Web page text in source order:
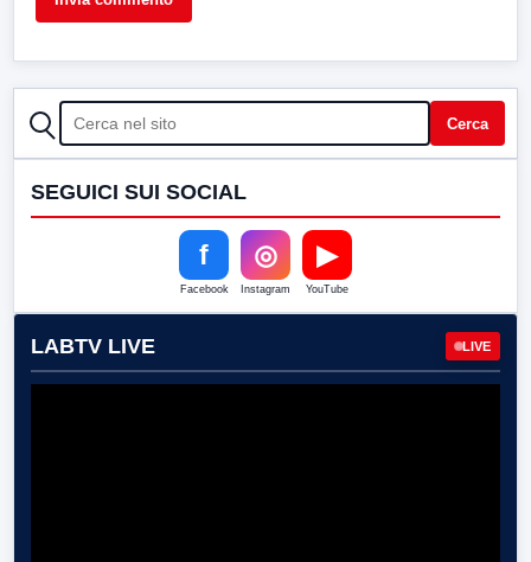
CERCA Cerca
SEGUICI SUI SOCIAL
f
Facebook
◎
Instagram
▶
YouTube
LABTV LIVE LIVE